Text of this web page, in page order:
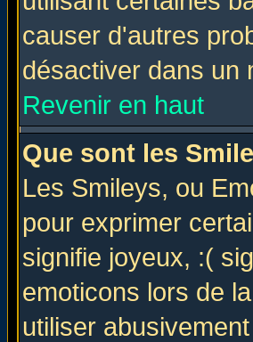
causer d'autres
désactiver dans un
Revenir en haut
Que sont les
Les Smileys, ou
pour exprimer
signifie joyeux, :(
emoticons lors de
utiliser